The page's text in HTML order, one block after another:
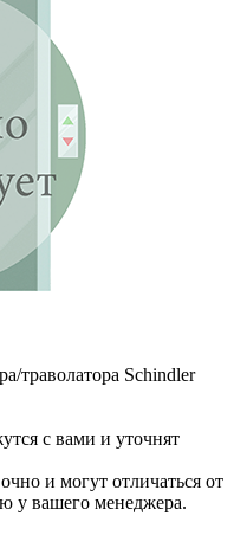
траволатора Schindler
с вами и уточнят
и могут отличаться от
у вашего менеджера.